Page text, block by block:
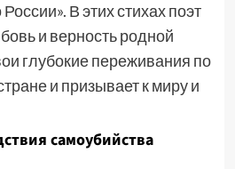
В этих стихах поэт
и верность родной
глубокие переживания по
и призывает к миру и
самоубийства